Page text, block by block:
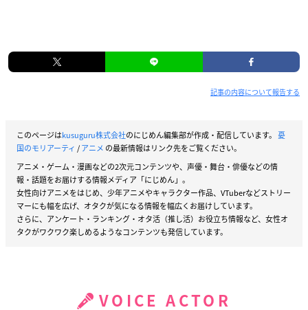
記事の内容について報告する
このページはkusuguru株式会社のにじめん編集部が作成・配信しています。 憂
国のモリアーティ /アニメ の最新情報はリンク先をご覧ください。
アニメ・ゲーム・漫画などの2次元コンテンツや、声優・舞台・俳優などの情
報・話題をお届けする情報メディア「にじめん」。
女性向けアニメをはじめ、少年アニメやキャラクター作品、VTuberなどストリー
マーにも幅を広げ、オタクが気になる情報を幅広くお届けしています。
さらに、アンケート・ランキング・オタ活（推し活）お役立ち情報など、女性オ
タクがワクワク楽しめるようなコンテンツも発信しています。
VOICE ACTOR